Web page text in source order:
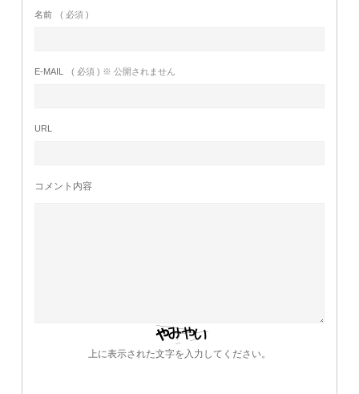
名前 ( 必須 )
E-MAIL ( 必須 ) ※ 公開されません
URL
コメント内容
上に表示された文字を入力してください。